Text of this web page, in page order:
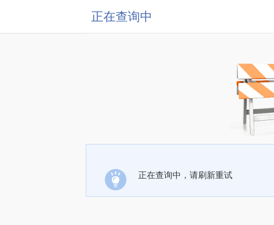
正在查询中
正在查询中，请刷新重试